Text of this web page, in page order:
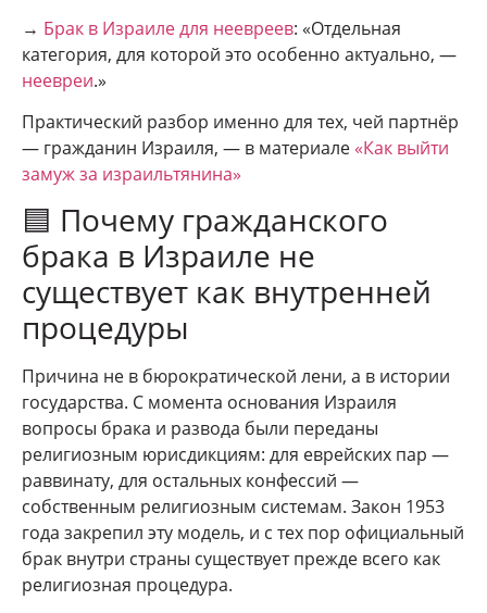
→ Брак в Израиле для неевреев: «Отдельная
категория, для которой это особенно актуально, —
неевреи.»
Практический разбор именно для тех, чей партнёр
— гражданин Израиля, — в материале «Как выйти
замуж за израильтянина»
🟦 Почему гражданского
брака в Израиле не
существует как внутренней
процедуры
Причина не в бюрократической лени, а в истории
государства. С момента основания Израиля
вопросы брака и развода были переданы
религиозным юрисдикциям: для еврейских пар —
раввинату, для остальных конфессий —
собственным религиозным системам. Закон 1953
года закрепил эту модель, и с тех пор официальный
брак внутри страны существует прежде всего как
религиозная процедура.